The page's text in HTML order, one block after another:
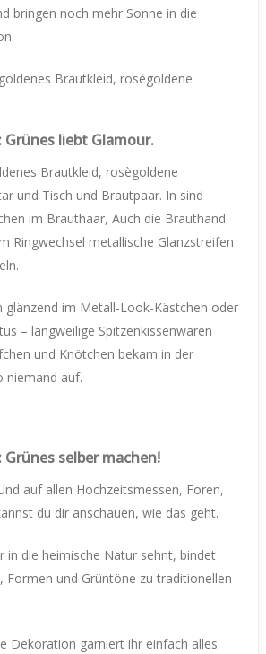
bringen noch mehr Sonne in die
liebt Glamour.
Brautkleid, rosègoldene
und Tisch und Brautpaar. In sind
im Brauthaar, Auch die Brauthand
Ringwechsel metallische Glanzstreifen
glänzend im Metall-Look-Kästchen oder
– langweilige Spitzenkissenwaren
und Knötchen bekam in der
niemand auf.
selber machen!
auf allen Hochzeitsmessen, Foren,
du dir anschauen, wie das geht.
in die heimische Natur sehnt, bindet
Formen und Grüntöne zu traditionellen
Dekoration garniert ihr einfach alles